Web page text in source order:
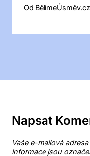
Od BělímeÚsměv.cz
Napsat
Vaše e-mailová
informace jsou